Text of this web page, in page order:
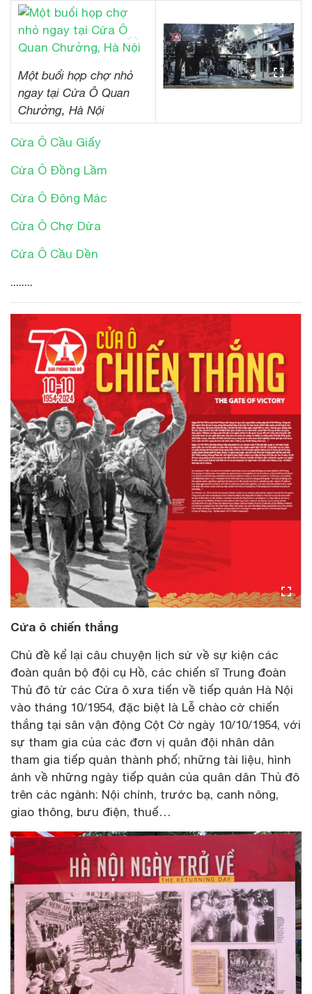
Một buổi họp chợ nhỏ
ngay tại Cửa Ô Quan
Chưởng, Hà Nội
Cửa Ô Cầu Giấy
Cửa Ô Đồng Lầm
Cửa Ô Đông Mác
Cửa Ô Chợ Dừa
Cửa Ô Cầu Dền
........
Cửa ô chiến thắng
Chủ đề kể lại câu chuyện lịch sử về sự kiện các
đoàn quân bộ đội cụ Hồ, các chiến sĩ Trung đoàn
Thủ đô từ các Cửa ô xưa tiến về tiếp quản Hà Nội
vào tháng 10/1954, đặc biệt là Lễ chào cờ chiến
thắng tại sân vận động Cột Cờ ngày 10/10/1954, với
sự tham gia của các đơn vị quân đội nhân dân
tham gia tiếp quản thành phố; những tài liệu, hình
ảnh về những ngày tiếp quản của quân dân Thủ đô
trên các ngành: Nội chính, trước bạ, canh nông,
giao thông, bưu điện, thuế…